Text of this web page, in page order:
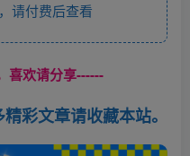
请付费后查看
喜欢请分享------
彩文章请收藏本站。